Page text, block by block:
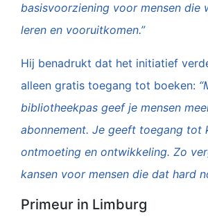
basisvoorziening voor mensen die
leren en vooruitkomen.”
Hij benadrukt dat het initiatief
alleen gratis toegang tot boeken:
bibliotheekpas geef je mensen
abonnement. Je geeft toegang tot
ontmoeting en ontwikkeling. Zo
kansen voor mensen die dat hard
Primeur in Limburg